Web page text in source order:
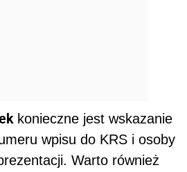
konieczne jest wskazanie
wpisu do KRS i osoby
Warto również